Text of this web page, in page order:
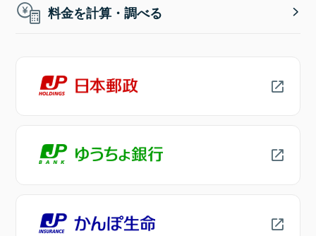
料金を計算・調べる